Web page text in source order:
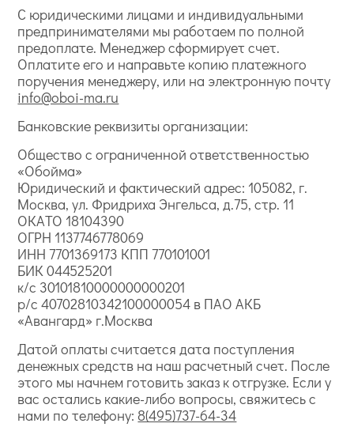
С юридическими лицами и индивидуальными
предпринимателями мы работаем по полной
предоплате. Менеджер сформирует счет.
Оплатите его и направьте копию платежного
поручения менеджеру, или на электронную почту
info@oboi-ma.ru
Банковские реквизиты организации:
Общество с ограниченной ответственностью
«Обойма»
Юридический и фактический адрес: 105082, г.
Москва, ул. Фридриха Энгельса, д.75, стр. 11
ОКАТО 18104390
ОГРН 1137746778069
ИНН 7701369173 КПП 770101001
БИК 044525201
к/с 30101810000000000201
р/с 40702810342100000054 в ПАО АКБ
«Авангард» г.Москва
Датой оплаты считается дата поступления
денежных средств на наш расчетный счет. После
этого мы начнем готовить заказ к отгрузке. Если у
вас остались какие-либо вопросы, свяжитесь с
нами по телефону: 8(495)737-64-34